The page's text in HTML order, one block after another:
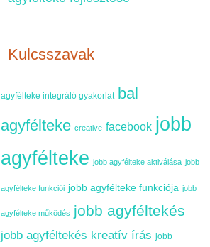
Kulcsszavak
agyfélteke integráló gyakorlat bal
agyfélteke creative facebook jobb
agyfélteke jobb agyfélteke aktiválása jobb
agyfélteke funkciói jobb agyfélteke funkciója jobb
agyfélteke működés jobb agyféltekés
jobb agyféltekés kreatív írás jobb